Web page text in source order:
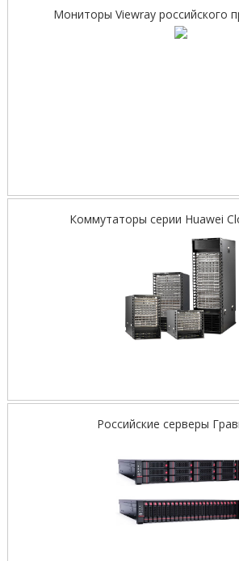
Мониторы Viewray российского
Коммутаторы серии Huawei
Российские серверы